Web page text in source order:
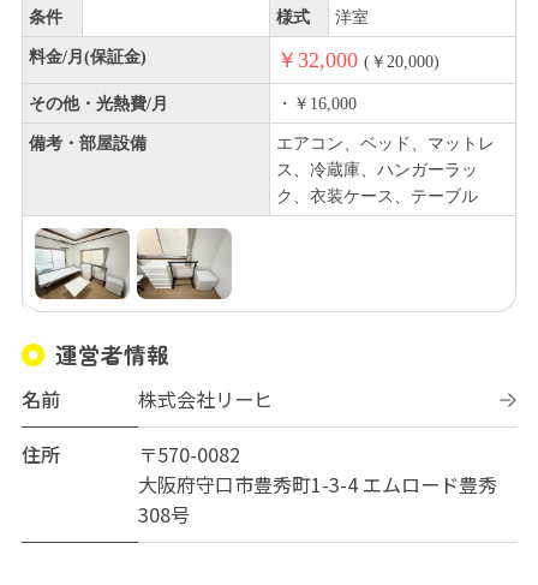
条件 様式 洋室
料金/月(保証金) ￥32,000 (￥20,000)
その他・光熱費/月 ・￥16,000
備考・部屋設備
エアコン、ベッド、マットレ
ス、冷蔵庫、ハンガーラッ
ク、衣装ケース、テーブル
運営者情報
名前
株式会社リーヒ
住所
〒570-0082
大阪府守口市豊秀町1-3-4 エムロード豊秀
308号